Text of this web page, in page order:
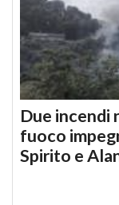
Due incendi
fuoco
Spirito e